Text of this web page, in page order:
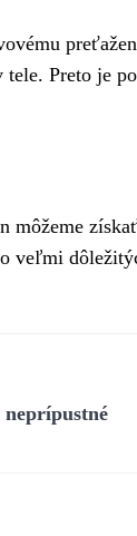
Preto je
môžeme
veľmi
neprípustné